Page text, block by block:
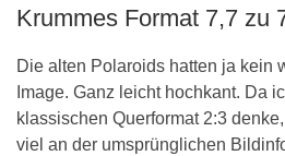
Krummes Format 7,7 zu
Die alten Polaroids hatten ja kein
Image. Ganz leicht hochkant. Da
klassischen Querformat 2:3
viel an der umsprünglichen